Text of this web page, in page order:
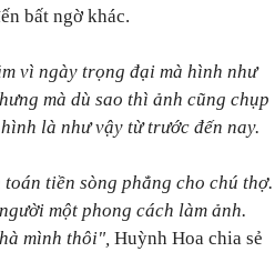
bất ngờ khác.
vì ngày trọng đại mà hình như
mà dù sao thì ảnh cũng chụp
là như vậy từ trước đến nay.
tiền sòng phẳng cho chú thợ.
một phong cách làm ảnh.
mình thôi", Huỳnh Hoa chia sẻ